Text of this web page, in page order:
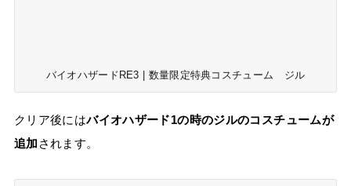
バイオハザードRE3 | 数量限定特典コスチューム ジル
クリア後にはバイオハザード1の時のジルのコスチュームが
追加 されます。